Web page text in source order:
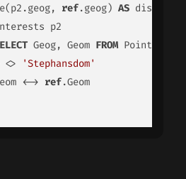
ref.geog) AS
p2
Geog, Geom FROM
<>
'Stephansdom'
<-> ref.Geom